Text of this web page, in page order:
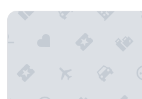
阿纳海姆希尔顿酒店